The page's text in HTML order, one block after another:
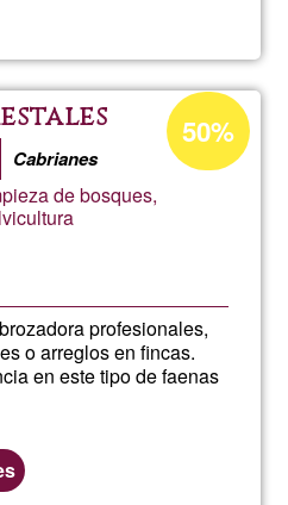
Shakti
Cabrianes
de bosques,
profesionales,
o arreglos en fincas.
en este tipo de faenas
Percentuale
di
accettazione
50%